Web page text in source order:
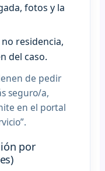
fotos y la
residencia,
del caso.
de pedir
seguro/a,
en el portal
por